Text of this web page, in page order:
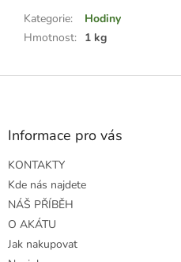
Kategorie:
Hodiny
Hmotnost: 1 kg
Z
Informace pro vás
KONTAKTY
Kde nás najdete
NÁŠ PŘÍBĚH
O AKÁTU
Jak nakupovat